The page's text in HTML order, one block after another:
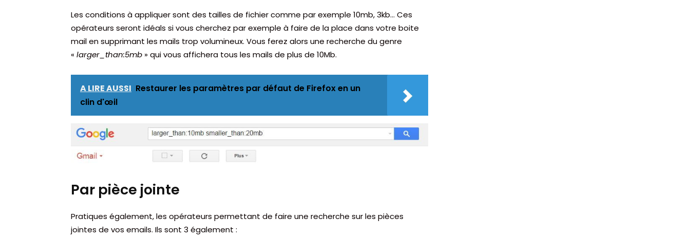
Les conditions à appliquer sont des tailles de fichier comme par exemple 10mb, 3kb… Ces
opérateurs seront idéals si vous cherchez par exemple à faire de la place dans votre boite
mail en supprimant les mails trop volumineux. Vous ferez alors une recherche du genre
« larger_than:5mb » qui vous affichera tous les mails de plus de 10Mb.
A LIRE AUSSI Restaurer les paramètres par défaut de Firefox en un
clin d'œil
Par pièce jointe
Pratiques également, les opérateurs permettant de faire une recherche sur les pièces
jointes de vos emails. Ils sont 3 également :